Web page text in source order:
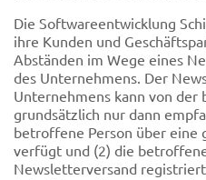
Die Softwareentwicklung
ihre Kunden und
Abständen im Wege eines
des Unternehmens. Der
Unternehmens kann von der
grundsätzlich nur dann
betroffene Person über eine
verfügt und (2) die
Newsletterversand